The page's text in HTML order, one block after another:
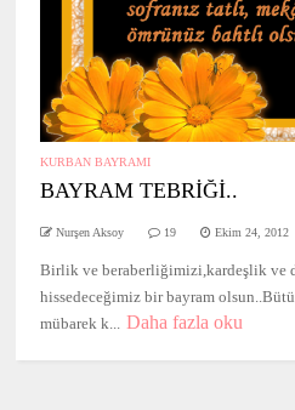
KURBAN BAYRAMI
BAYRAM TEBRİĞİ..
Nurşen Aksoy 19 Ekim 24, 2012
Birlik ve beraberliğimizi,kardeşlik ve
hissedeceğimiz bir bayram
mübarek k... Daha fazla oku